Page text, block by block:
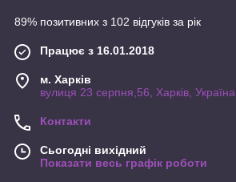
89% позитивних з 102 відгуків за рік
Працює з 16.01.2018
м. Харків
вулиця 23 серпня,56, Харків, Україна
Контакти
Сьогодні вихідний
Показати весь графік роботи